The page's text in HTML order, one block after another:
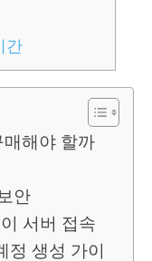
간
해야 할까
안
서버 접속
정 생성 가이